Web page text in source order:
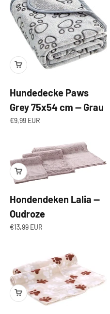
Hundedecke Paws
Grey 75x54 cm — Grau
Angebot
€9,99 EUR
Hondendeken Lalia —
Oudroze
Angebot
€13,99 EUR